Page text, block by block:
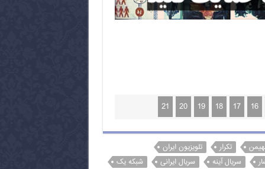
16
17
18
19
20
21
تکرار
تلویزیون ایران
سریال آینه سریال ایرانی
شبکه یک